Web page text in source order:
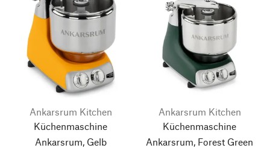
Ankarsrum Kitchen
Küchenmaschine
Ankarsrum, Gelb
Ankarsrum Kitchen
Küchenmaschine
Ankarsrum, Forest Green